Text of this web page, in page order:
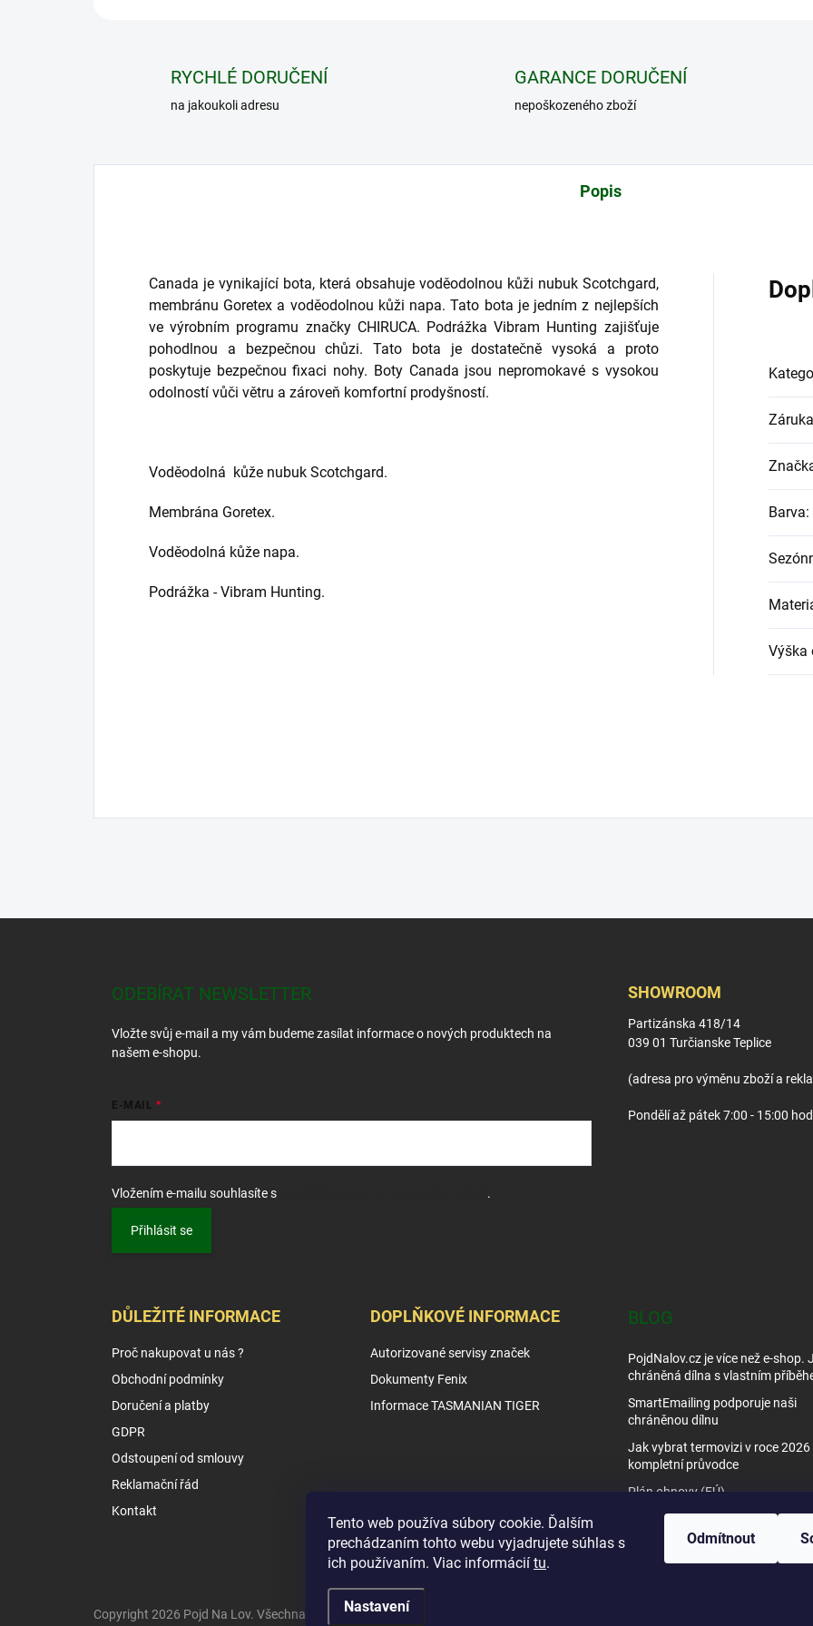
Tento web používa súbory cookie. Ďalším
prechádzaním tohto webu vyjadrujete súhlas s
ich používaním. Viac informácií tu.
Nastavení
Odmítnout
RYCHLÉ DORUČENÍ
na jakoukoli adresu
GARANCE DORUČENÍ
nepoškozeného zboží
Popis
Canada je vynikající bota, která obsahuje voděodolnou kůži nubuk Scotchgard,
membránu Goretex a voděodolnou kůži napa. Tato bota je jedním z nejlepších
ve výrobním programu značky CHIRUCA. Podrážka Vibram Hunting zajišťuje
pohodlnou a bezpečnou chůzi. Tato bota je dostatečně vysoká a proto
poskytuje bezpečnou fixaci nohy. Boty Canada jsou nepromokavé s vysokou
odolností vůči větru a zároveň komfortní prodyšností.
Voděodolná kůže nubuk Scotchgard.
Membrána Goretex.
Voděodolná kůže napa.
Podrážka - Vibram Hunting.
Záruka
Barva:
Výška
ODEBÍRAT NEWSLETTER
Vložte svůj e-mail a my vám budeme zasílat informace o nových produktech na
našem e-shopu.
E-MAIL
Vložením e-mailu souhlasíte s .
Přihlásit se
SHOWROOM
Partizánska 418/14
039 01 Turčianske Teplice
(adresa pro výměnu zboží a
Pondělí až pátek 7:00 - 15:00
DŮLEŽITÉ INFORMACE
Proč nakupovat u nás ?
Obchodní podmínky
Doručení a platby
GDPR
Odstoupení od smlouvy
Reklamační řád
Kontakt
DOPLŇKOVÉ INFORMACE
Autorizované servisy značek
Dokumenty Fenix
Informace TASMANIAN TIGER
BLOG
PojdNalov.cz je více než e-shop.
chráněná dílna s vlastním
SmartEmailing podporuje naši
chráněnou dílnu
Jak vybrat termovizi v roce 2026
kompletní průvodce
Plán obnovy (EÚ)
Tipy využití nočního vidění
Jak vybrat noční vidění
Copyright 2026 Pojd Na Lov. Všechna práva vyhrazena.